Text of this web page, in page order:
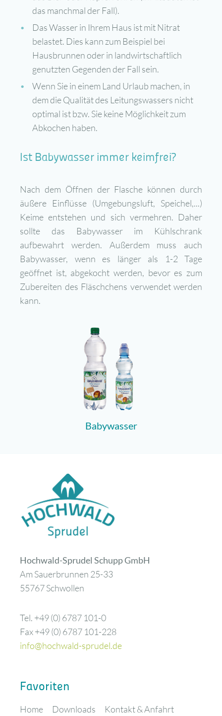
das manchmal der Fall).
Das Wasser in Ihrem Haus ist mit Nitrat
belastet. Dies kann zum Beispiel bei
Hausbrunnen oder in landwirtschaftlich
genutzten Gegenden der Fall sein.
Wenn Sie in einem Land Urlaub machen, in
dem die Qualität des Leitungswassers nicht
optimal ist bzw. Sie keine Möglichkeit zum
Abkochen haben.
Ist Babywasser immer keimfrei?
Nach dem Öffnen der Flasche können durch
äußere Einflüsse (Umgebungsluft, Speichel,...)
Keime entstehen und sich vermehren. Daher
sollte das Babywasser im Kühlschrank
aufbewahrt werden. Außerdem muss auch
Babywasser, wenn es länger als 1-2 Tage
geöffnet ist, abgekocht werden, bevor es zum
Zubereiten des Fläschchens verwendet werden
kann.
Babywasser
Hochwald-Sprudel Schupp GmbH
Am Sauerbrunnen 25-33
55767 Schwollen
Tel. +49 (0) 6787 101-0
Fax +49 (0) 6787 101-228
info@hochwald-sprudel.de
Favoriten
Navigation überspringen
Home Downloads Kontakt & Anfahrt